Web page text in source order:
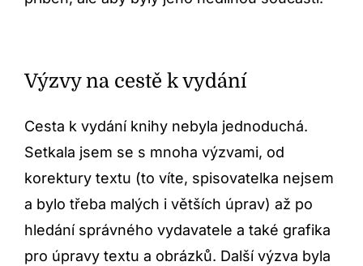
Výzvy na cestě k vydání
Cesta k vydání knihy nebyla jednoduchá.
Setkala jsem se s mnoha výzvami, od
korektury textu (to víte, spisovatelka nejsem
a bylo třeba malých i větších úprav) až po
hledání správného vydavatele a také grafika
pro úpravy textu a obrázků. Další výzva byla